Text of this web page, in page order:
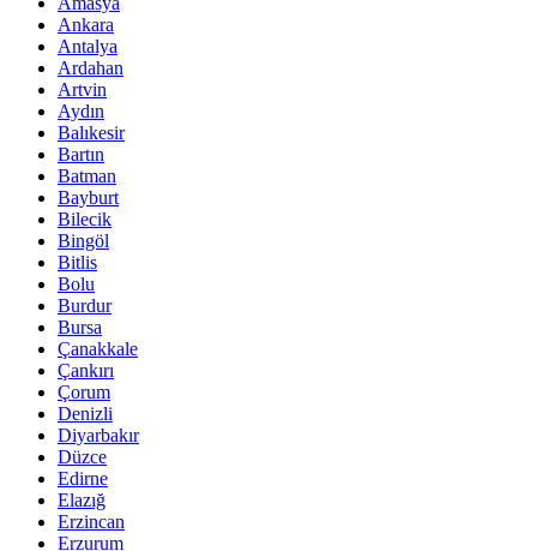
Ankara
Antalya
Ardahan
Artvin
Aydın
Balıkesir
Bartın
Batman
Bayburt
Bilecik
Bingöl
Bitlis
Bolu
Burdur
Bursa
Çanakkale
Çankırı
Çorum
Denizli
Diyarbakır
Düzce
Edirne
Elazığ
Erzincan
Erzurum